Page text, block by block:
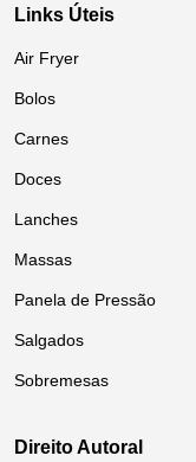
Links Úteis
Air Fryer
Bolos
Carnes
Doces
Lanches
Massas
Panela de Pressão
Salgados
Sobremesas
Direito Autoral